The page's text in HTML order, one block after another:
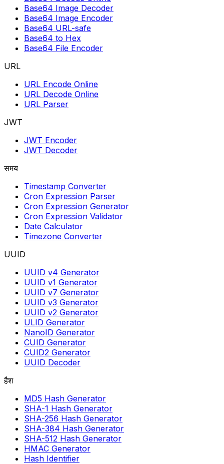
Base64 Image Decoder
Base64 Image Encoder
Base64 URL-safe
Base64 to Hex
Base64 File Encoder
URL
URL Encode Online
URL Decode Online
URL Parser
JWT
JWT Encoder
JWT Decoder
समय
Timestamp Converter
Cron Expression Parser
Cron Expression Generator
Cron Expression Validator
Date Calculator
Timezone Converter
UUID
UUID v4 Generator
UUID v1 Generator
UUID v7 Generator
UUID v3 Generator
UUID v2 Generator
ULID Generator
NanoID Generator
CUID Generator
CUID2 Generator
UUID Decoder
हैश
MD5 Hash Generator
SHA-1 Hash Generator
SHA-256 Hash Generator
SHA-384 Hash Generator
SHA-512 Hash Generator
HMAC Generator
Hash Identifier